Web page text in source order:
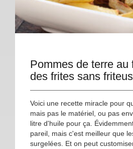
Pommes de terre au
des frites sans
Voici une recette miracle pour
mais pas le matériel, ou pas
litre d'huile pour ça.
pareil, mais c'est meilleur que
surgelées. Et on peut